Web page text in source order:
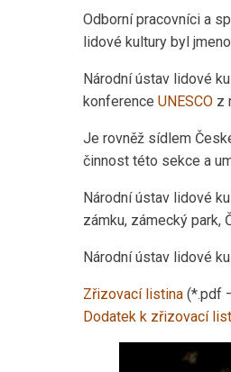
Odborní pracovníci a
lidové kultury byl
Národní ústav lidové
konference UNESCO z
Je rovněž sídlem
činnost této sekce a
Národní ústav lidové
zámku, zámecký park,
Národní ústav lidové
Zřizovací listina (*.pdf
Dodatek k zřizovací